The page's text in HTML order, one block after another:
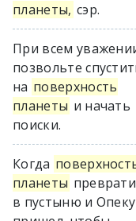
планеты, сэр.
При всем
позвольте
на поверхность
планеты и начать
поиски.
Когда
планеты
в пустыню и